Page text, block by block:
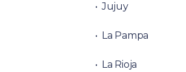
Jujuy
La Pampa
La Rioja